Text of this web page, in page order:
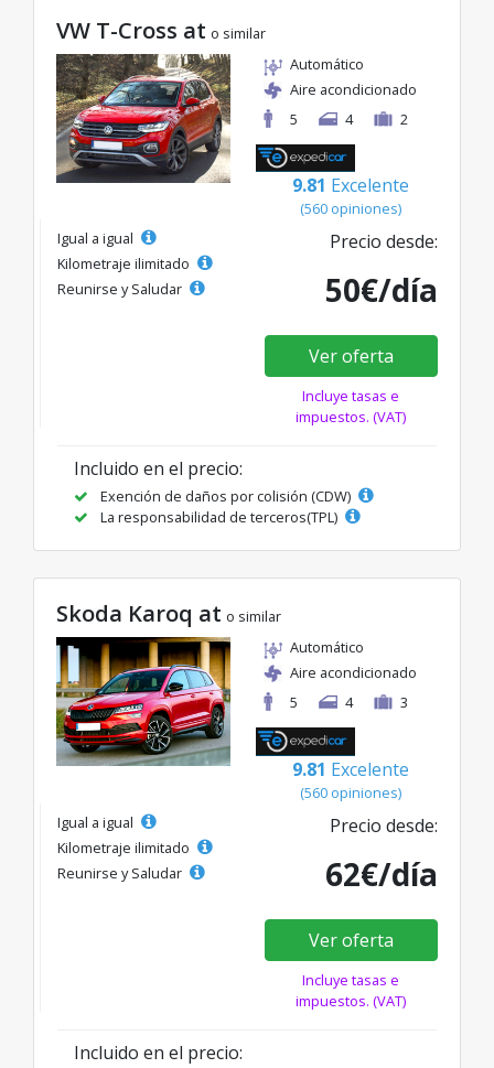
VW T-Cross at o similar
Automático
Aire acondicionado
5
4 2
9.81 Excelente
(560 opiniones)
Igual a igual
Kilometraje ilimitado
Reunirse y Saludar
Precio desde:
50€/día
Ver oferta
Incluye tasas e
impuestos. (VAT)
Incluido en el precio:
Exención de daños por colisión (CDW)
La responsabilidad de terceros(TPL)
Skoda Karoq at o similar
Automático
Aire acondicionado
5
4 3
9.81 Excelente
(560 opiniones)
Igual a igual
Kilometraje ilimitado
Reunirse y Saludar
Precio desde:
62€/día
Ver oferta
Incluye tasas e
impuestos. (VAT)
Incluido en el precio: